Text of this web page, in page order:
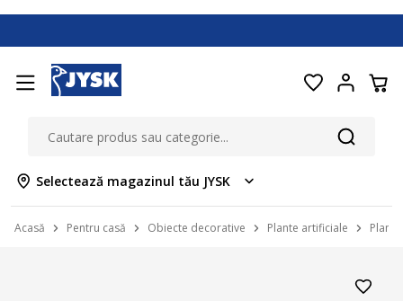
Selectează magazinul tău JYSK
Acasă Pentru casă Obiecte decorative Plante artificiale